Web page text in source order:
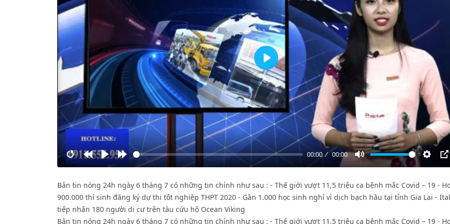
RestartRewindPlay Forward
00:00 00:00
Play
Bản tin nóng 24h ngày 6 tháng 7 có những tin chính như sau : - Thế giới vượt 11,5 triệu ca bệnh mắc Covid – 19 -
900.000 thí sinh đăng ký dự thi tốt nghiệp THPT 2020 - Gần 1.000 học sinh nghỉ vì dịch bạch hầu tại tỉnh Gia Lai -
tiếp nhận 180 người di cư trên tàu cứu hộ Ocean Viking
Bản tin nóng 24h ngày 6 tháng 7 có những tin chính như sau : - Thế giới vượt 11,5 triệu ca bệnh mắc Covid – 19 -